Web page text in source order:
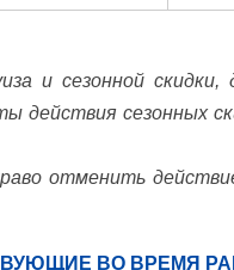
и сезонной
действия сезонных
отменить
ВО ВРЕМЯ